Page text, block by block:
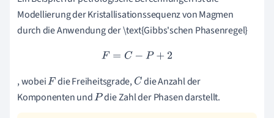
Modellierung der Kristallisationssequenz von Magmen
durch die Anwendung der \text{Gibbs'schen Phasenregel}
F =C −P +2
, wobeiF die Freiheitsgrade,C die Anzahl der
Komponenten undP die Zahl der Phasen darstellt.